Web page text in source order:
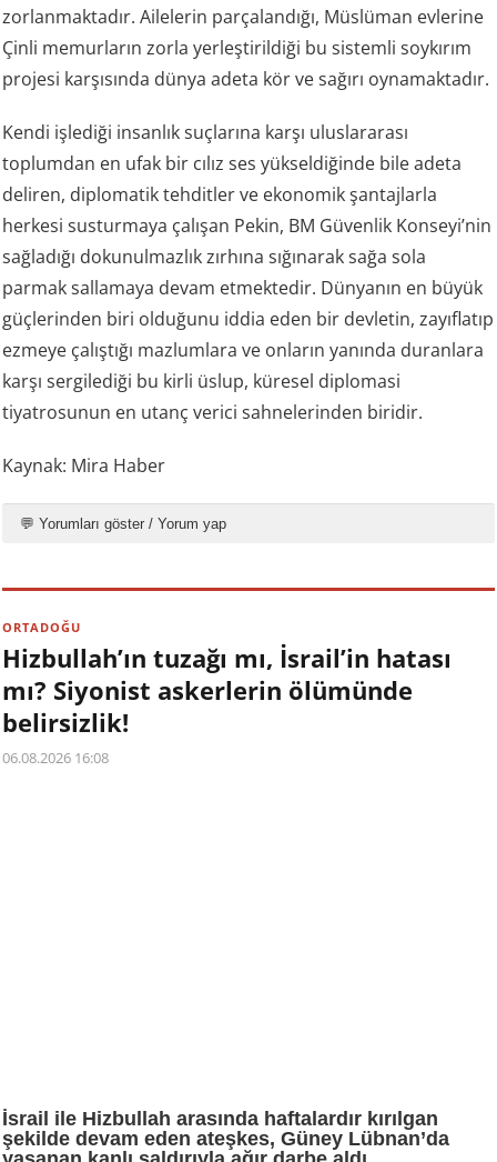
zorlanmaktadır. Ailelerin parçalandığı, Müslüman evlerine
Çinli memurların zorla yerleştirildiği bu sistemli soykırım
projesi karşısında dünya adeta kör ve sağırı oynamaktadır.
Kendi işlediği insanlık suçlarına karşı uluslararası
toplumdan en ufak bir cılız ses yükseldiğinde bile adeta
deliren, diplomatik tehditler ve ekonomik şantajlarla
herkesi susturmaya çalışan Pekin, BM Güvenlik Konseyi’nin
sağladığı dokunulmazlık zırhına sığınarak sağa sola
parmak sallamaya devam etmektedir. Dünyanın en büyük
güçlerinden biri olduğunu iddia eden bir devletin, zayıflatıp
ezmeye çalıştığı mazlumlara ve onların yanında duranlara
karşı sergilediği bu kirli üslup, küresel diplomasi
tiyatrosunun en utanç verici sahnelerinden biridir.
Kaynak: Mira Haber
💬 Yorumları göster / Yorum yap
ORTADOĞU
Hizbullah’ın tuzağı mı, İsrail’in hatası
mı? Siyonist askerlerin ölümünde
belirsizlik!
06.08.2026 16:08
İsrail ile Hizbullah arasında haftalardır kırılgan
şekilde devam eden ateşkes, Güney Lübnan’da